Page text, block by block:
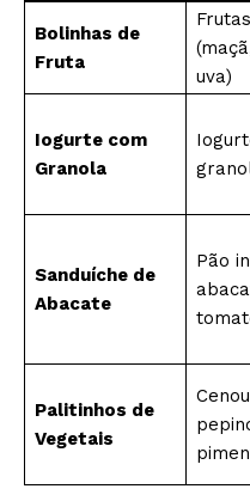
Bolinhas de
Fruta
uva)
Iogurte com
Granola
Sanduíche de
Abacate
Pão
Palitinhos de
Vegetais